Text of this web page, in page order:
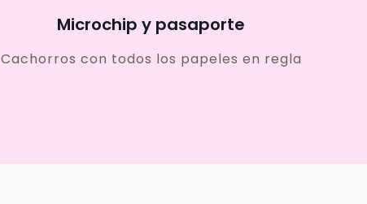
Microchip y pasaporte
Cachorros con todos los papeles en regla